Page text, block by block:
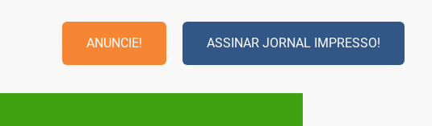
ANUNCIE! ASSINAR JORNAL IMPRESSO!